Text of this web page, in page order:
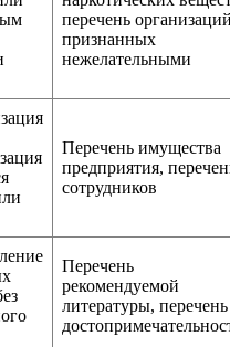
перечень
признанных
нежелательными
Перечень имущества
предприятия,
сотрудников
Перечень
рекомендуемой
литературы, перечень